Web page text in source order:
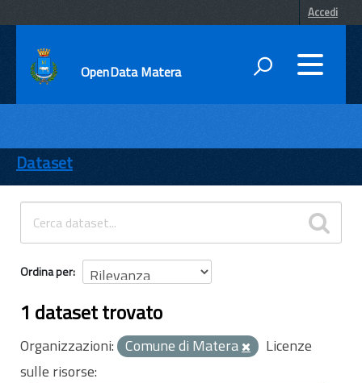
Accedi
OpenData Matera
ENTI
TEMI
INFORMAZIONI
Dataset
Ordina per
1 dataset trovato
Organizzazioni: Comune di Matera
Licenze
sulle risorse: